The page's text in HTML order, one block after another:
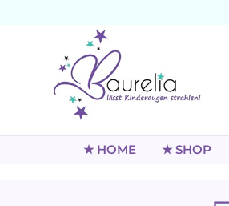
Direkt zum Inhalt
★ HOME ★ SHOP